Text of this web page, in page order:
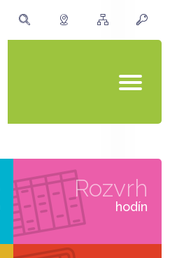
Rozvrh
hodín